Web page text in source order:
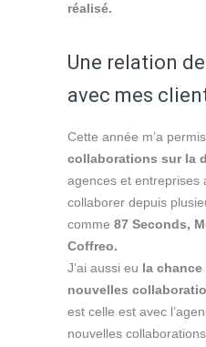
réalisé.
Une relation
avec mes
Cette année m’a
collaborations sur la
agences et entreprises
collaborer depuis
comme 87 Seconds,
Coffreo.
J’ai aussi eu la
nouvelles
est celle est avec
nouvelles